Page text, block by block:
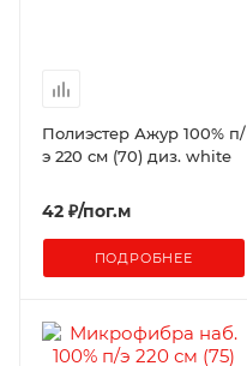
Полиэстер Ажур 100% п/
э 220 см (70) диз. white
42 ₽/пог.м
ПОДРОБНЕЕ